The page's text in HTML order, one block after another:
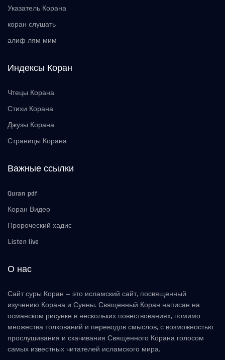
Указатель Корана
коран слушать
алиф лям мим
Индексы Коран
Чтецы Корана
Стихи Корана
Джузы Корана
Страницы Корана
Важные ссылки
Quran pdf
Коран Видео
Пророческий хадис
Listen live
О нас
Сайт суры Коран – это исламский сайт, посвященный
изучению Корана и Сунны. Священный Коран написан на
османском рисунке в нескольких повествованиях, помимо
множества толкований и переводов смыслов, с возможностью
прослушивания и скачивания Священного Корана голосом
самых известных читателей исламского мира.